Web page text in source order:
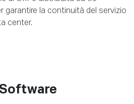
garantire la continuità del servizio
center.